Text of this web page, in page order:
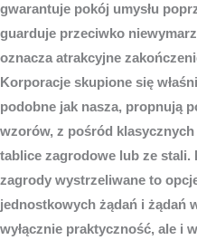
gwarantuje pokój umysłu
guarduje przeciwko
oznacza atrakcyjne
Korporacje skupione się
podobne jak nasza, propnują
wzorów, z pośród
tablice zagrodowe lub ze stali.
zagrody wystrzeliwane to
jednostkowych żądań i żądań
wyłącznie praktyczność, ale i